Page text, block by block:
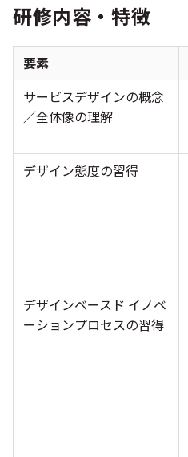
研修内容・特徴
要素
サービスデザインの概念
／全体像の理解
デザイン態度の習得
デザインベースド イノベ
ーションプロセスの習得